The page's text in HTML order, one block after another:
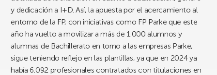
y dedicación a I+D. Así, la apuesta por el acercamiento al
entorno de la FP, con iniciativas como FP Parke que este
año ha vuelto a movilizar a más de 1.000 alumnos y
alumnas de Bachillerato en torno a las empresas Parke,
sigue teniendo reflejo en las plantillas, ya que en 2024 ya
había 6.092 profesionales contratados con titulaciones en